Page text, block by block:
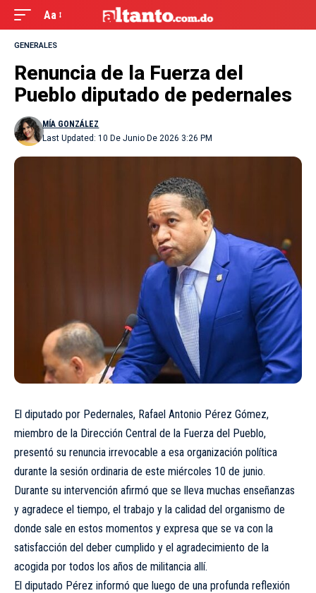
Aa
GENERALES
Renuncia de la Fuerza del
Pueblo diputado de pedernales
Last Updated: 10 De Junio De 2026 3:26 PM
MÍA GONZÁLEZ
El diputado por Pedernales, Rafael Antonio Pérez Gómez,
miembro de la Dirección Central de la Fuerza del Pueblo,
presentó su renuncia irrevocable a esa organización política
durante la sesión ordinaria de este miércoles 10 de junio.
Durante su intervención afirmó que se lleva muchas enseñanzas
y agradece el tiempo, el trabajo y la calidad del organismo de
donde sale en estos momentos y expresa que se va con la
satisfacción del deber cumplido y el agradecimiento de la
acogida por todos los años de militancia allí.
El diputado Pérez informó que luego de una profunda reflexión